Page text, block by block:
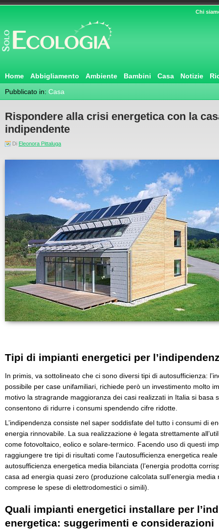
Chi
Home Abbigliamento Ambiente Bambini Casa Notizie
Pubblicato in: Casa
Rispondere alla crisi energetica con la
indipendente
Di Eleonora Pittaluga
Tipi di impianti energetici per
In primis, va sottolineato che ci sono diversi tipi di autosufficienza:
possibile per case unifamiliari, richiede però un investimento molto
motivo la stragrande maggioranza dei casi realizzati in Italia si basa
consentono di ridurre i consumi spendendo cifre ridotte.
L’indipendenza consiste nel saper soddisfate del tutto i consumi di
energia rinnovabile. La sua realizzazione è legata strettamente
come fotovoltaico, eolico e solare-termico. Facendo uso di questi
raggiungere tre tipi di risultati come l’autosufficienza energetica
autosufficienza energetica media bilanciata (l’energia prodotta
casa ad energia quasi zero (produzione calcolata sull’energia
comprese le spese di elettrodomestici o simili).
Quali impianti energetici installare per
energetica: suggerimenti e considerazioni